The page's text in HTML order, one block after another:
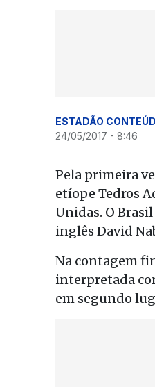
ESTADÃO
24/05/2017 - 8:46
Pela primeira
etíope Tedros
Unidas. O
inglês David
Na contagem
interpretada
em segundo